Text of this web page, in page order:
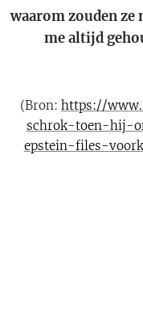
waarom zouden ze
me altijd
(Bron: https://
schrok-toen-hij-
epstein-files-